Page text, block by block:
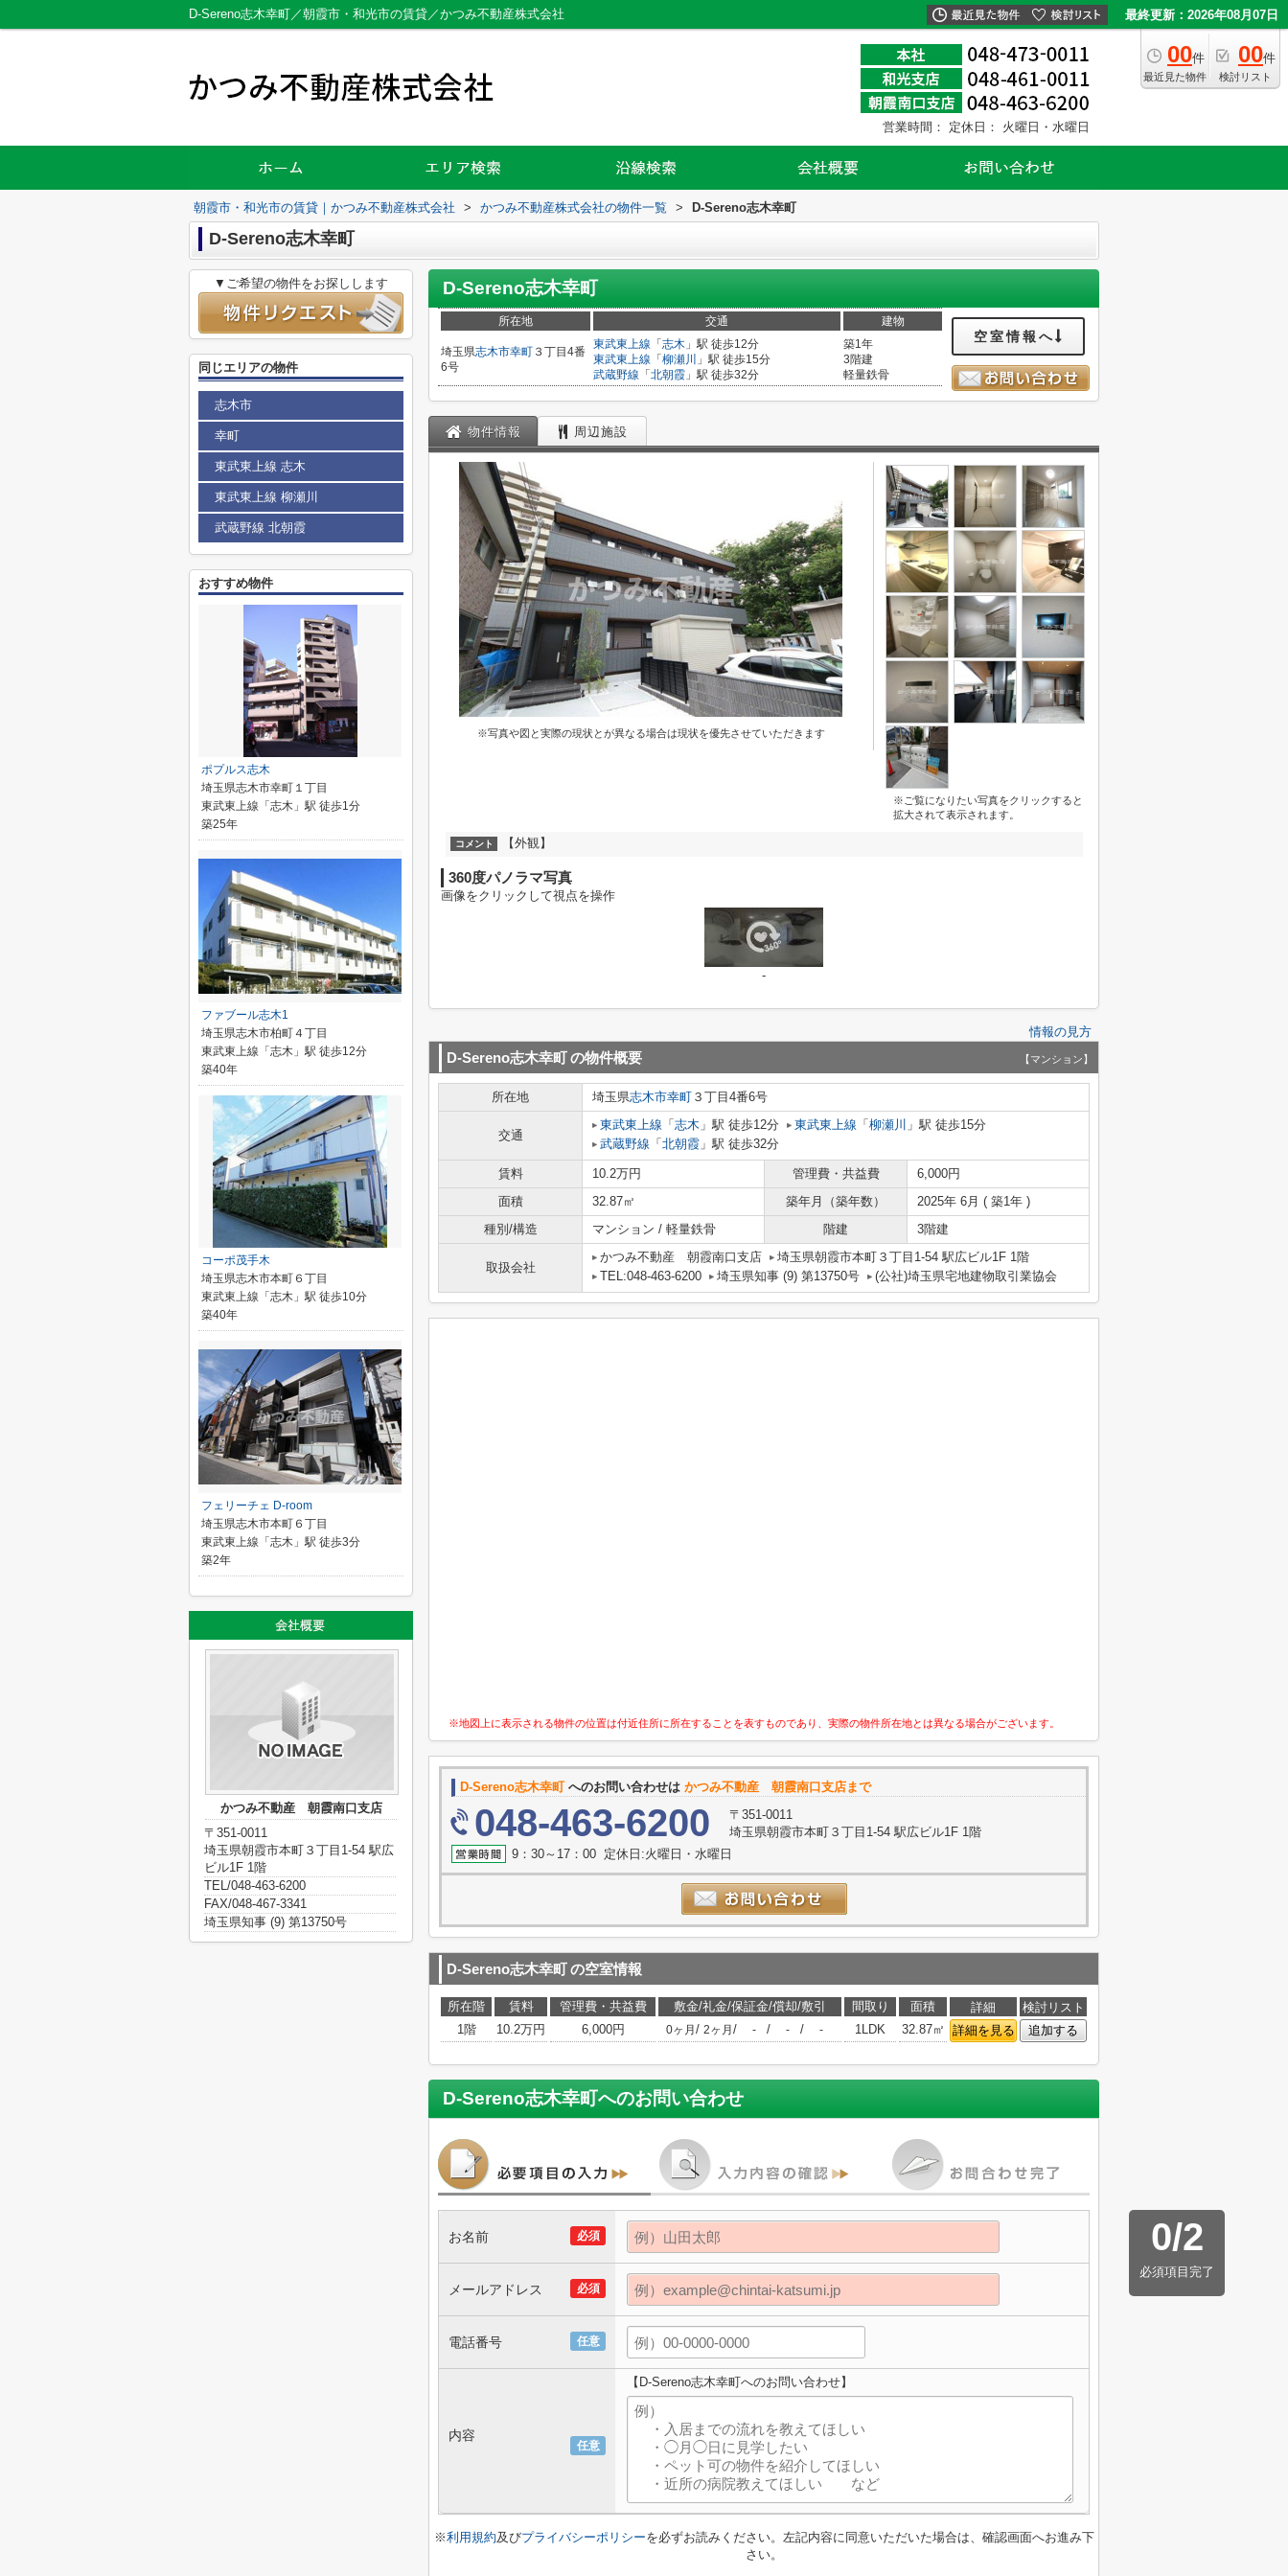
D-Sereno志木幸町／朝霞市・和光市の賃貸／かつみ不動産株式会社 最終更新：2026年08月07日
00件
最近見た物件
00件
検討リスト
営業時間： 定休日： 火曜日・水曜日
朝霞市・和光市の賃貸｜かつみ不動産株式会社 > かつみ不動産株式会社の物件一覧 > D-Sereno志木幸町
D-Sereno志木幸町
D-Sereno志木幸町
所在地 交通 建物
埼玉県志木市幸町 ３丁目4番
6号
東武東上線 「 志木 」駅 徒歩12分
東武東上線 「 柳瀬川
」駅 徒歩15分
武蔵野線 「 北朝霞 」駅 徒歩32分
築1年
3階建
軽量鉄骨
空室情報へ
物件情報 周辺施設
※写真や図と実際の現状とが異なる場合は現状を優先させていただきます
※ご覧になりたい写真をクリックすると
拡大されて表示されます。
コメント 【外観】
360度パノラマ写真
画像をクリックして視点を操作
-
情報の見方
D-Sereno志木幸町の物件概要 【マンション】
所在地 埼玉県志木市幸町 ３丁目4番6号
交通
東武東上線 「 志木 」駅 徒歩12分 東武東上線 「 柳瀬川 」駅 徒歩15分
武蔵野線 「 北朝霞 」駅 徒歩32分
賃料 10.2万円 管理費・共益費
6,000円
面積
32.87㎡ 築年月（築年数）
2025年 6月 ( 築1年 )
種別/構造
マンション / 軽量鉄骨 階建 3階建
取扱会社
かつみ不動産 朝霞南口支店
埼玉県朝霞市本町３丁目1-54 駅広ビル1F 1階
TEL:048-463-6200
埼玉県知事 (9) 第13750号 (公社)埼玉県宅地建物取引業協会
※地図上に表示される物件の位置は付近住所に所在することを表すものであり、実際の物件所在地とは異なる場合がございます。
D-Sereno志木幸町へのお問い合わせは かつみ不動産 朝霞南口支店まで
048-463-6200
〒351-0011
埼玉県朝霞市本町３丁目1-54 駅広ビル1F 1階
9：30～17：00 定休日:火曜日・水曜日
D-Sereno志木幸町の空室情報
所在階 賃料 管理費・共益費 敷金/礼金/保証金/償却/敷引 間取り 面積 詳細
検討リスト
1階
10.2万円 6,000円 0ヶ月 / 2ヶ月 / - / - / - 1LDK 32.87㎡ 詳細を見る 追加する
D-Sereno志木幸町へのお問い合わせ
0/2
必須項目完了
必須
お名前
必須
メールアドレス
任意
電話番号
任意
内容
【D-Sereno志木幸町へのお問い合わせ】
※利用規約及びプライバシーポリシーを必ずお読みください。左記内容に同意いただいた場合は、確認画面へお進み下
さい。
▼ご希望の物件をお探しします
同じエリアの物件
志木市
幸町
東武東上線 志木
東武東上線 柳瀬川
武蔵野線 北朝霞
おすすめ物件
ポプルス志木
埼玉県志木市幸町１丁目
東武東上線「志木」駅 徒歩1分
築25年
ファブール志木1
埼玉県志木市柏町４丁目
東武東上線「志木」駅 徒歩12分
築40年
コーポ茂手木
埼玉県志木市本町６丁目
東武東上線「志木」駅 徒歩10分
築40年
フェリーチェ D-room
埼玉県志木市本町６丁目
東武東上線「志木」駅 徒歩3分
築2年
かつみ不動産 朝霞南口支店
〒351-0011
埼玉県朝霞市本町３丁目1-54 駅広
ビル1F 1階
TEL/048-463-6200
FAX/048-467-3341
埼玉県知事 (9) 第13750号